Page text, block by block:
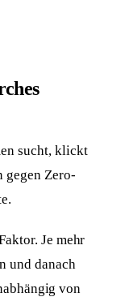
sucht, klickt
gegen Zero-
Je mehr
und danach
von